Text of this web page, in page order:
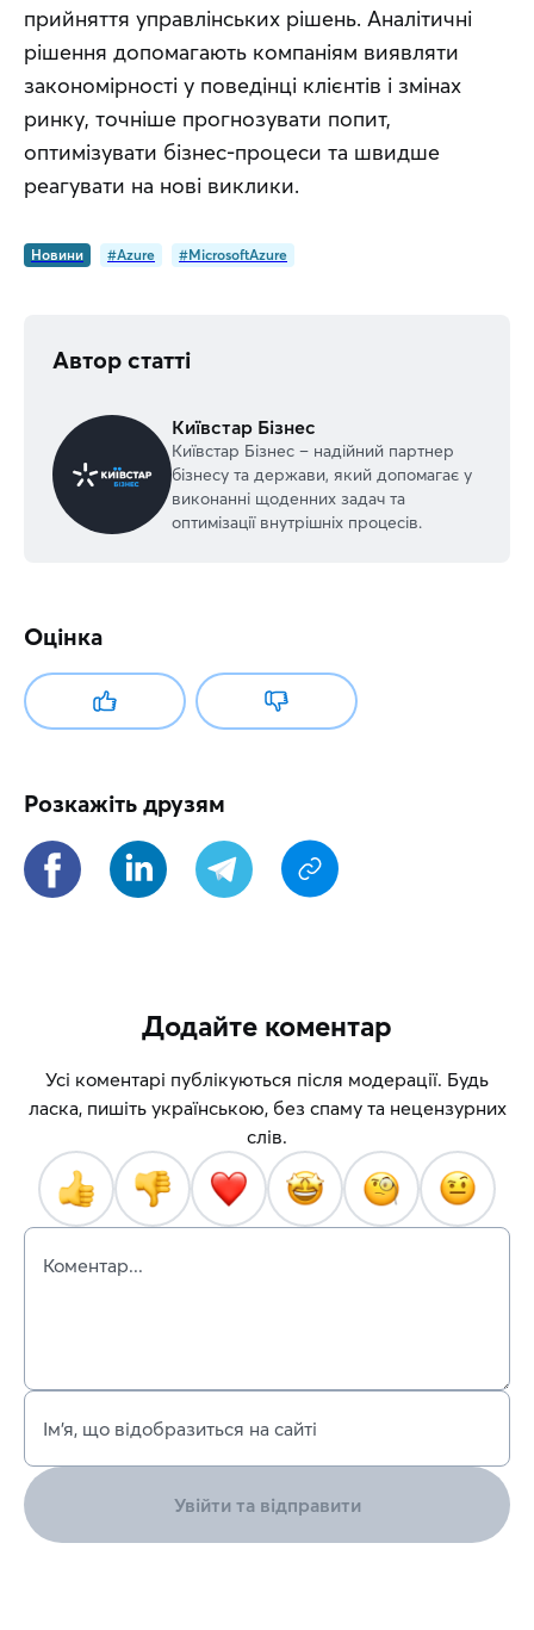
прийняття управлінських рішень. Аналітичні
рішення допомагають компаніям виявляти
закономірності у поведінці клієнтів і змінах
ринку, точніше прогнозувати попит,
оптимізувати бізнес-процеси та швидше
реагувати на нові виклики.
Новини #Azure #MicrosoftAzure
Автор статті
Київстар Бізнес
Київстар Бізнес – надійний партнер
бізнесу та держави, який допомагає у
виконанні щоденних задач та
оптимізації внутрішніх процесів.
Оцінка
Розкажіть друзям
Додайте коментар
Усі коментарі публікуються після модерації. Будь
ласка, пишіть українською, без спаму та нецензурних
слів.
Коментар...
Ім’я, що відобразиться на сайті
Увійти та відправити